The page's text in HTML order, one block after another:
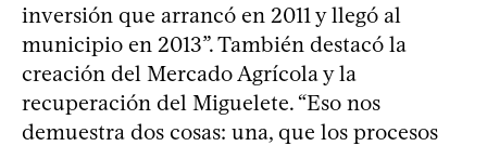
inversión que arrancó en 2011 y llegó al
municipio en 2013”. También destacó la
creación del Mercado Agrícola y la
recuperación del Miguelete. “Eso nos
demuestra dos cosas: una, que los procesos